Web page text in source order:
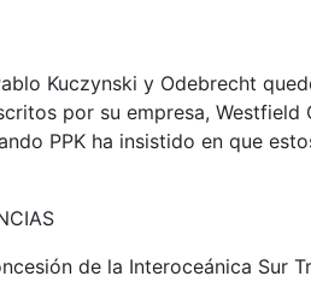
Kuczynski y Odebrecht
por su empresa, Westfield
PPK ha insistido en que
de la Interoceánica Sur